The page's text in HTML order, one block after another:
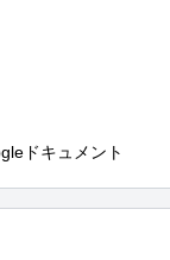
ドキュメント